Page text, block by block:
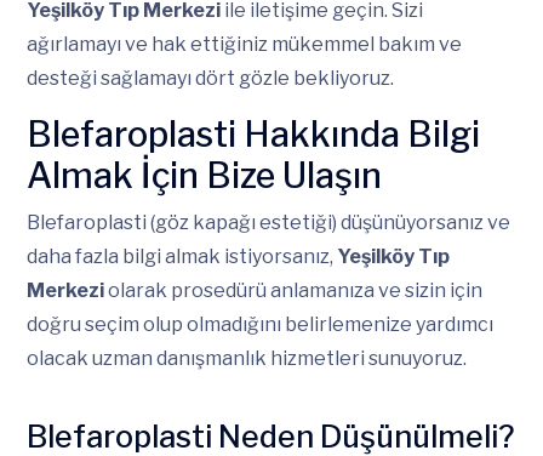
Yeşilköy Tıp Merkezi ile iletişime geçin. Sizi
ağırlamayı ve hak ettiğiniz mükemmel bakım ve
desteği sağlamayı dört gözle bekliyoruz.
Blefaroplasti Hakkında Bilgi
Almak İçin Bize Ulaşın
Blefaroplasti (göz kapağı estetiği) düşünüyorsanız ve
daha fazla bilgi almak istiyorsanız, Yeşilköy Tıp
Merkeziolarak prosedürü anlamanıza ve sizin için
doğru seçim olup olmadığını belirlemenize yardımcı
olacak uzman danışmanlık hizmetleri sunuyoruz.
Blefaroplasti Neden Düşünülmeli?